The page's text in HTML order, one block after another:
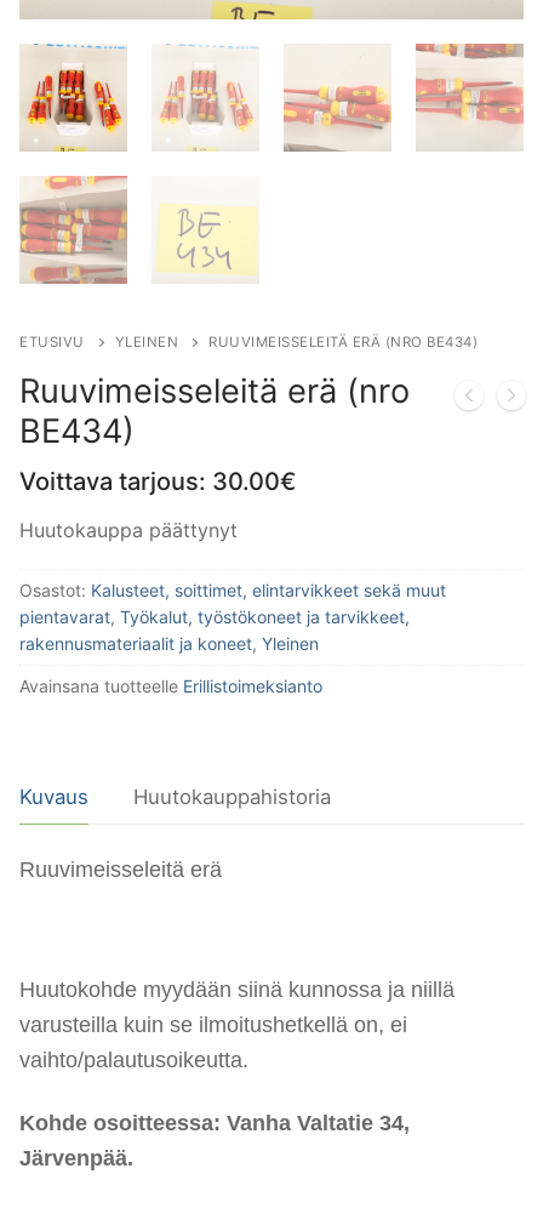
ETUSIVU YLEINEN RUUVIMEISSELEITÄ ERÄ (NRO BE434)
Ruuvimeisseleitä erä (nro
BE434)
Voittava tarjous: 30.00€
Huutokauppa päättynyt
Osastot: Kalusteet, soittimet, elintarvikkeet sekä muut
pientavarat, Työkalut, työstökoneet ja tarvikkeet,
rakennusmateriaalit ja koneet, Yleinen
Avainsana tuotteelle Erillistoimeksianto
Kuvaus Huutokauppahistoria
Ruuvimeisseleitä erä
Huutokohde myydään siinä kunnossa ja niillä
varusteilla kuin se ilmoitushetkellä on, ei
vaihto/palautusoikeutta.
Kohde osoitteessa: Vanha Valtatie 34,
Järvenpää.